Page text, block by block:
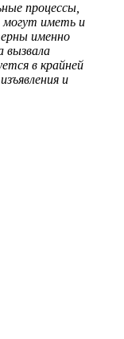
процессы,
могут иметь и
именно
вызвала
в крайней
и